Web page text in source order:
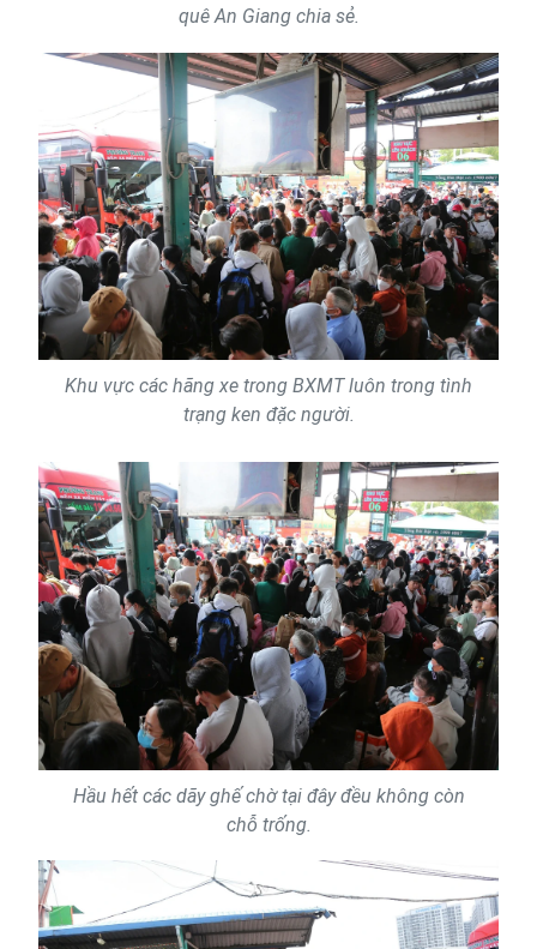
quê An Giang chia sẻ.
Khu vực các hãng xe trong BXMT luôn trong tình
trạng ken đặc người.
Hầu hết các dãy ghế chờ tại đây đều không còn
chỗ trống.